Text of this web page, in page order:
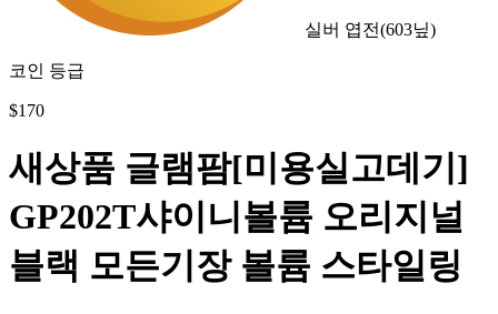
실버 엽전(603닢)
코인 등급
$170
새상품 글램팜[미용실고데기]
GP202T샤이니볼륨 오리지널
블랙 모든기장 볼륨 스타일링